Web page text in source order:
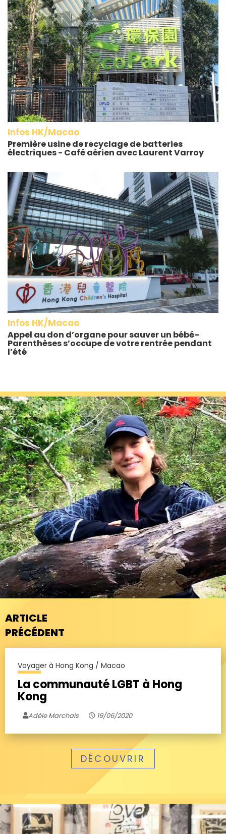
Infos HK/Macao
Première usine de recyclage de batteries
électriques - Café aérien avec Laurent Varroy
Infos HK/Macao
Appel au don d’organe pour sauver un bébé–
Parenthèses s’occupe de votre rentrée pendant
l’été
ARTICLE
PRÉCÉDENT
Voyager à Hong Kong / Macao
La communauté LGBT à Hong
Kong
Adèle Marchais 19/06/2020
DÉCOUVRIR